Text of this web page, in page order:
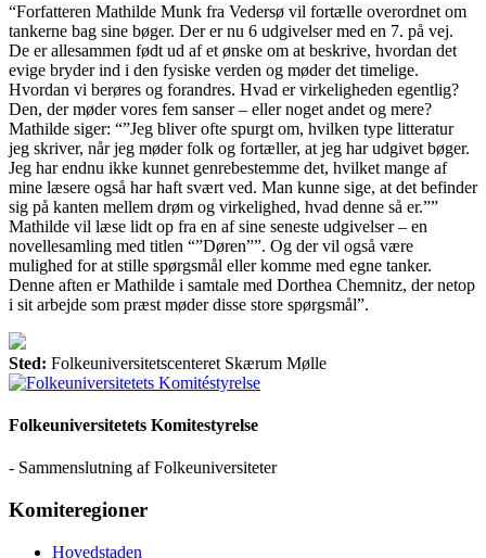
“Forfatteren Mathilde Munk fra Vedersø vil fortælle overordnet om
tankerne bag sine bøger. Der er nu 6 udgivelser med en 7. på vej.
De er allesammen født ud af et ønske om at beskrive, hvordan det
evige bryder ind i den fysiske verden og møder det timelige.
Hvordan vi berøres og forandres. Hvad er virkeligheden egentlig?
Den, der møder vores fem sanser – eller noget andet og mere?
Mathilde siger: “”Jeg bliver ofte spurgt om, hvilken type litteratur
jeg skriver, når jeg møder folk og fortæller, at jeg har udgivet bøger.
Jeg har endnu ikke kunnet genrebestemme det, hvilket mange af
mine læsere også har haft svært ved. Man kunne sige, at det befinder
sig på kanten mellem drøm og virkelighed, hvad denne så er.””
Mathilde vil læse lidt op fra en af sine seneste udgivelser – en
novellesamling med titlen “”Døren””. Og der vil også være
mulighed for at stille spørgsmål eller komme med egne tanker.
Denne aften er Mathilde i samtale med Dorthea Chemnitz, der netop
i sit arbejde som præst møder disse store spørgsmål”.
Sted: Folkeuniversitetscenteret Skærum Mølle
Folkeuniversitetets Komitestyrelse
- Sammenslutning af Folkeuniversiteter
Komiteregioner
Hovedstaden